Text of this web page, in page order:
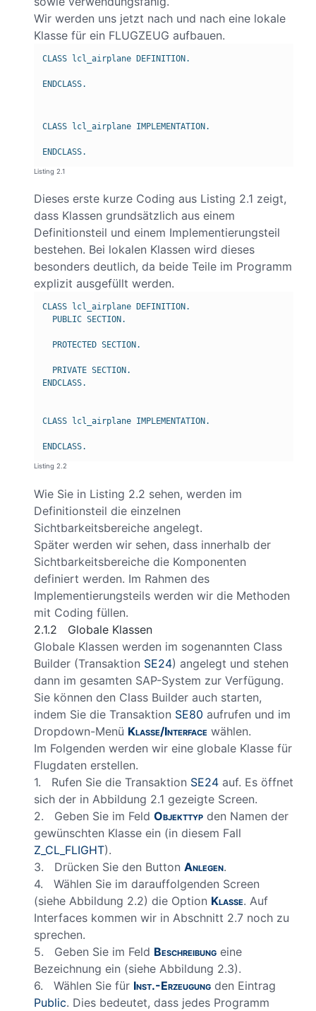
Wir werden uns jetzt nach und nach eine lokale
Klasse für ein FLUGZEUG aufbauen.
CLASS lcl_airplane DEFINITION.
ENDCLASS.
CLASS lcl_airplane IMPLEMENTATION.
ENDCLASS.
Listing 2.1
Dieses erste kurze Coding aus Listing 2.1 zeigt,
dass Klassen grundsätzlich aus einem
Definitionsteil und einem Implementierungsteil
bestehen. Bei lokalen Klassen wird dieses
besonders deutlich, da beide Teile im Programm
explizit ausgefüllt werden.
CLASS lcl_airplane DEFINITION.
PUBLIC SECTION.
PROTECTED SECTION.
PRIVATE SECTION.
ENDCLASS.
CLASS lcl_airplane IMPLEMENTATION.
ENDCLASS.
Listing 2.2
Wie Sie in Listing 2.2 sehen, werden im
Definitionsteil die einzelnen
Sichtbarkeitsbereiche angelegt.
Später werden wir sehen, dass innerhalb der
Sichtbarkeitsbereiche die Komponenten
definiert werden. Im Rahmen des
Implementierungsteils werden wir die Methoden
mit Coding füllen.
2.1.2 Globale Klassen
Globale Klassen werden im sogenannten Class
Builder (Transaktion SE24) angelegt und stehen
dann im gesamten SAP-System zur Verfügung.
Sie können den Class Builder auch starten,
indem Sie die Transaktion SE80 aufrufen und im
Dropdown-Menü Klasse/Interface wählen.
Im Folgenden werden wir eine globale Klasse für
Flugdaten erstellen.
1. Rufen Sie die Transaktion SE24 auf. Es öffnet
sich der in Abbildung 2.1 gezeigte Screen.
2. Geben Sie im Feld Objekttyp den Namen der
gewünschten Klasse ein (in diesem Fall
Z_CL_FLIGHT).
3. Drücken Sie den Button Anlegen.
4. Wählen Sie im darauffolgenden Screen
(siehe Abbildung 2.2) die Option Klasse. Auf
Interfaces kommen wir in Abschnitt 2.7 noch zu
sprechen.
5. Geben Sie im Feld Beschreibung eine
Bezeichnung ein (siehe Abbildung 2.3).
6. Wählen Sie für Inst.-Erzeugung den Eintrag
Public. Dies bedeutet, dass jedes Programm